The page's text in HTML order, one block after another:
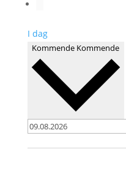
I dag
Kommende Kommende